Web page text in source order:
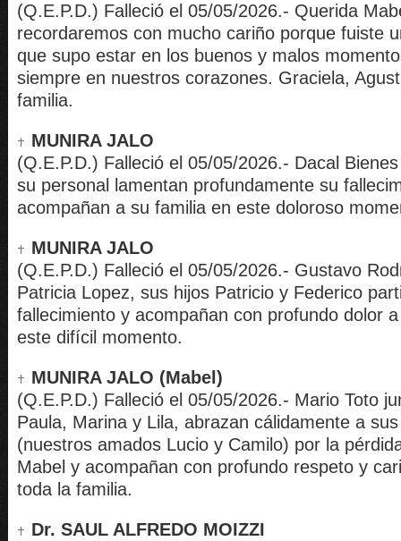
(Q.E.P.D.) Falleció el 05/05/2026.- Querida
recordaremos con mucho cariño porque fuiste
que supo estar en los buenos y malos
siempre en nuestros corazones. Graciela,
familia.
MUNIRA JALO
(Q.E.P.D.) Falleció el 05/05/2026.- Dacal
su personal lamentan profundamente su
acompañan a su familia en este doloroso
MUNIRA JALO
(Q.E.P.D.) Falleció el 05/05/2026.- Gustavo
Patricia Lopez, sus hijos Patricio y Federico
fallecimiento y acompañan con profundo dolor
este difícil momento.
MUNIRA JALO (Mabel)
(Q.E.P.D.) Falleció el 05/05/2026.- Mario Toto
Paula, Marina y Lila, abrazan cálidamente a
(nuestros amados Lucio y Camilo) por la
Mabel y acompañan con profundo respeto y
toda la familia.
Dr. SAUL ALFREDO MOIZZI